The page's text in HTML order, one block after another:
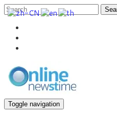
Toggle navigation